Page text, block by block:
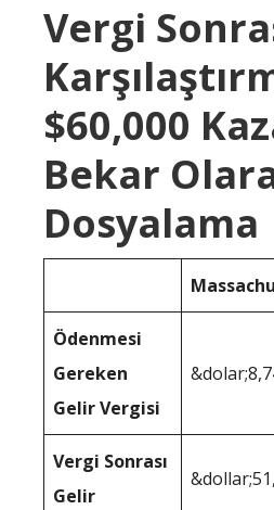
Vergi
$60,000
Bekar
Dosyalama
Ödenmesi
Gereken
Gelir Vergisi
Vergi Sonrası
Gelir